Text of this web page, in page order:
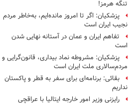
تنگه هرمز!
پزشکیان: اگر تا امروز مانده‌ایم، به‌خاطر مردم
نجیب ایران است
تفاهم ایران و عمان در آستانه نهایی شدن
است
پزشکیان: مشروطه نماد بیداری، قانون‌گرایی و
مردم‌سالاری ملت ایران است
بقائی: برنامه‌ای برای سفر به قطر و پاکستان
نداریم
رایزنی وزیر امور خارجه ایتالیا با عراقچی